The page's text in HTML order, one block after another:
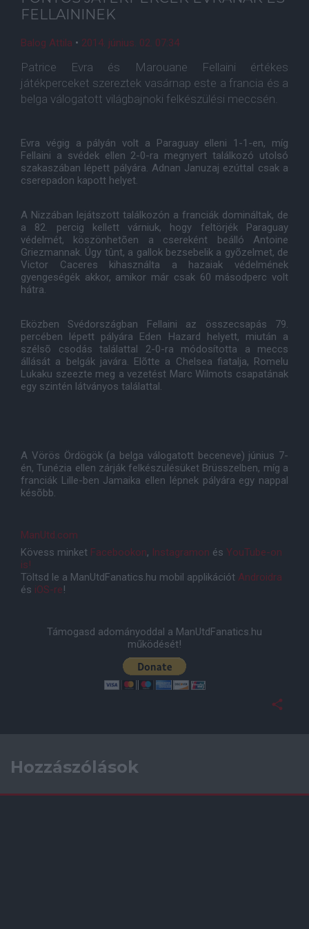
FELLAININEK
Balog Attila • 2014. június. 02. 07:34
Patrice Evra és Marouane Fellaini értékes
játékperceket szereztek vasárnap este a francia és a
belga válogatott világbajnoki felkészülési meccsén.
Evra végig a pályán volt a Paraguay elleni 1-1-en, míg
Fellaini a svédek ellen 2-0-ra megnyert találkozó utolsó
szakaszában lépett pályára. Adnan Januzaj ezúttal csak a
cserepadon kapott helyet.
A Nizzában lejátszott találkozón a franciák domináltak, de
a 82. percig kellett várniuk, hogy feltörjék Paraguay
védelmét, köszönhetõen a csereként beálló Antoine
Griezmannak. Úgy tûnt, a gallok bezsebelik a gyõzelmet, de
Victor Caceres kihasználta a hazaiak védelmének
gyengeségék akkor, amikor már csak 60 másodperc volt
hátra.
Eközben Svédországban Fellaini az összecsapás 79.
percében lépett pályára Eden Hazard helyett, miután a
szélsõ csodás találattal 2-0-ra módosította a meccs
állását a belgák javára. Elõtte a Chelsea fiatalja, Romelu
Lukaku szeezte meg a vezetést Marc Wilmots csapatának
egy szintén látványos találattal.
A Vörös Ördögök (a belga válogatott beceneve) június 7-
én, Tunézia ellen zárják felkészülésüket Brüsszelben, míg a
franciák Lille-ben Jamaika ellen lépnek pályára egy nappal
késõbb.
ManUtd.com
Kövess minket Facebookon, Instagramon és YouTube-on
is!
Töltsd le a ManUtdFanatics.hu mobil applikációt Androidra
és iOS-re!
Támogasd adományoddal a ManUtdFanatics.hu
működését!
Hozzászólások